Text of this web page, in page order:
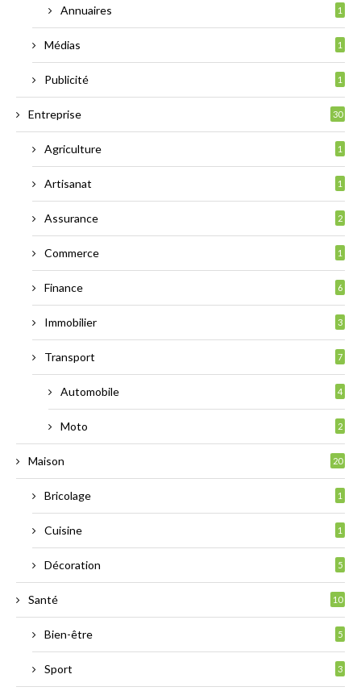
Annuaires 1
Médias 1
Publicité 1
Entreprise 30
Agriculture 1
Artisanat 1
Assurance 2
Commerce 1
Finance 6
Immobilier 3
Transport 7
Automobile 4
Moto 2
Maison 20
Bricolage 1
Cuisine 1
Décoration 5
Santé 10
Bien-être 5
Sport 3